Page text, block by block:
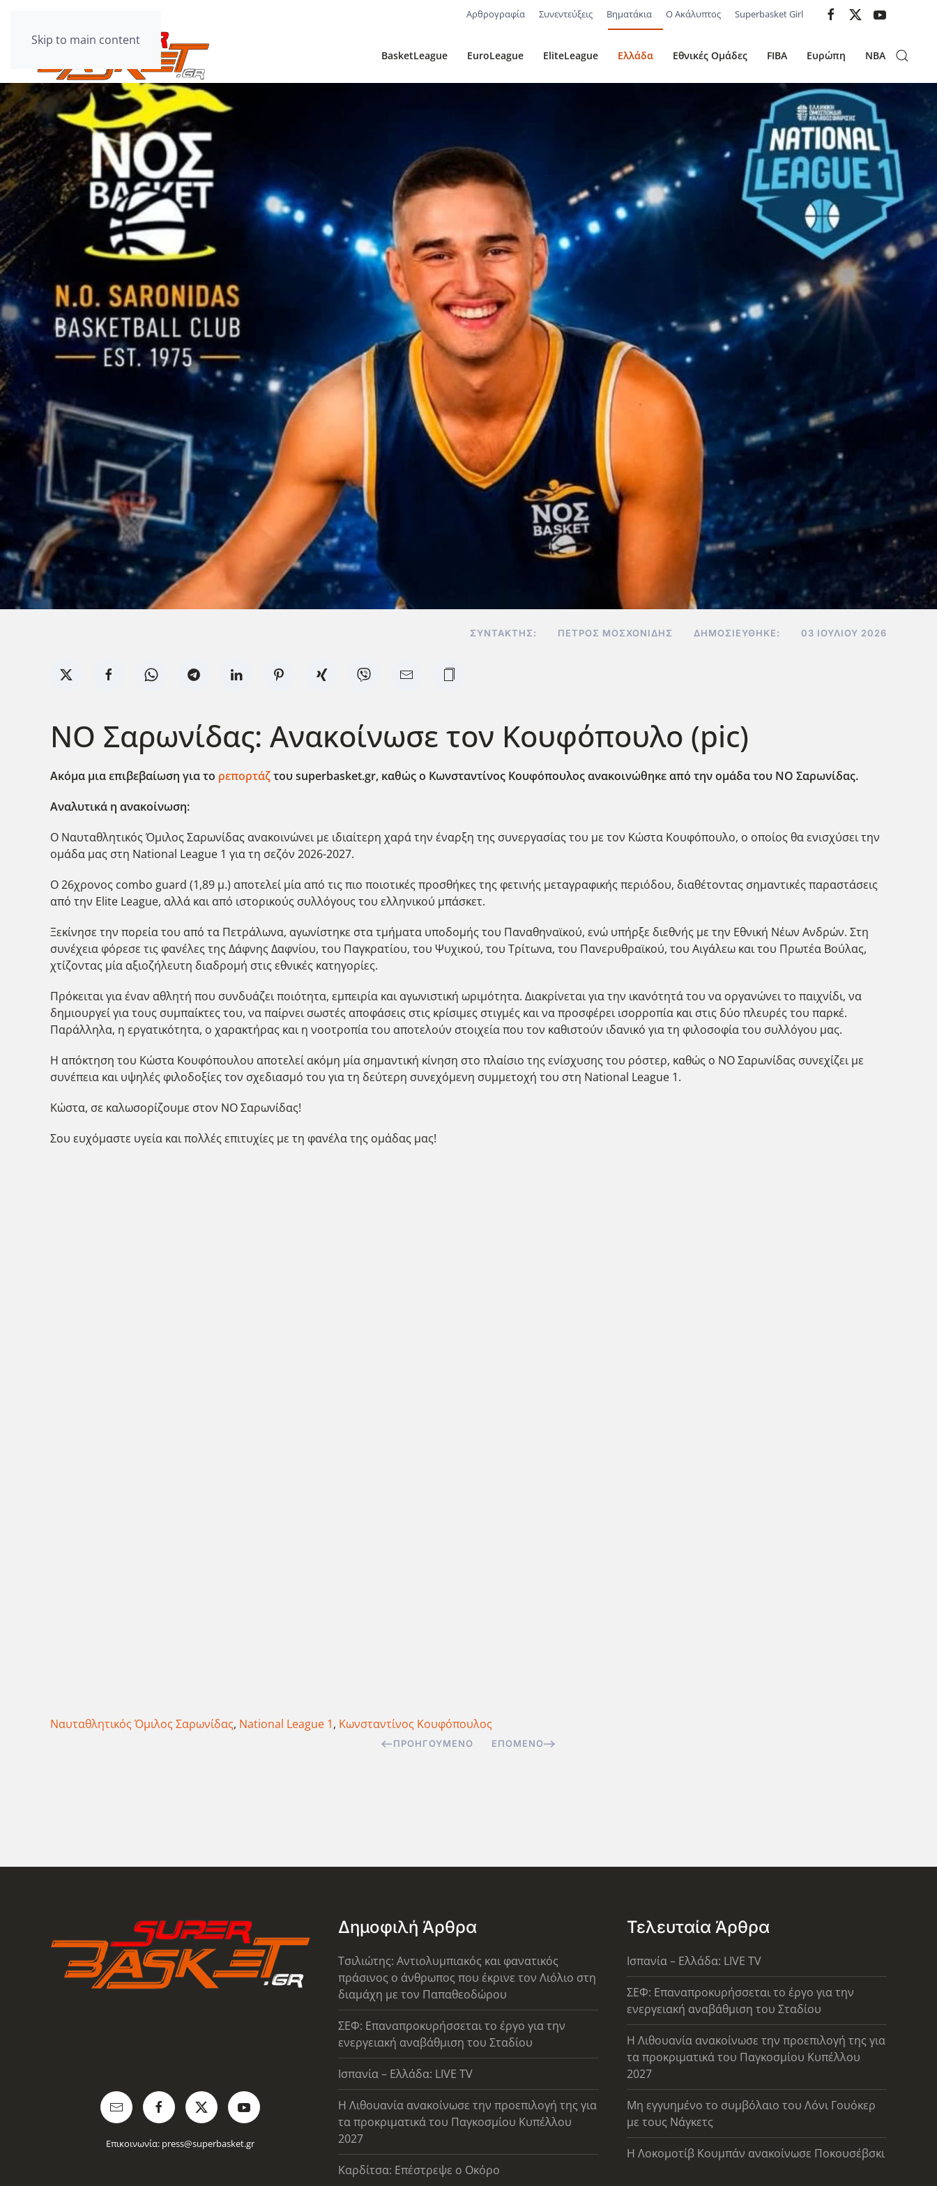
Skip to main content
Αρθρογραφία Συνεντεύξεις Βηματάκια Ο Ακάλυπτος Superbasket Girl
BasketLeague EuroLeague EliteLeague Ελλάδα Εθνικές Ομάδες FIBA Ευρώπη NBA
ΣΥΝΤΆΚΤΗΣ: ΠΈΤΡΟΣ ΜΟΣΧΟΝΊΔΗΣ ΔΗΜΟΣΙΕΎΘΗΚΕ: 03 ΙΟΥΛΊΟΥ 2026
ΝΟ Σαρωνίδας: Ανακοίνωσε τον Κουφόπουλο (pic)
Ακόμα μια επιβεβαίωση για το ρεπορτάζτου superbasket.gr, καθώς ο Κωνσταντίνος Κουφόπουλος ανακοινώθηκε από την ομάδα του ΝΟ Σαρωνίδας.
Αναλυτικά η ανακοίνωση:
Ο Ναυταθλητικός Όμιλος Σαρωνίδας ανακοινώνει με ιδιαίτερη χαρά την έναρξη της συνεργασίας του με τον Κώστα Κουφόπουλο, ο οποίος θα ενισχύσει την
ομάδα μας στη National League 1 για τη σεζόν 2026-2027.
Ο 26χρονος combo guard (1,89 μ.) αποτελεί μία από τις πιο ποιοτικές προσθήκες της φετινής μεταγραφικής περιόδου, διαθέτοντας σημαντικές παραστάσεις
από την Elite League, αλλά και από ιστορικούς συλλόγους του ελληνικού μπάσκετ.
Ξεκίνησε την πορεία του από τα Πετράλωνα, αγωνίστηκε στα τμήματα υποδομής του Παναθηναϊκού, ενώ υπήρξε διεθνής με την Εθνική Νέων Ανδρών. Στη
συνέχεια φόρεσε τις φανέλες της Δάφνης Δαφνίου, του Παγκρατίου, του Ψυχικού, του Τρίτωνα, του Πανερυθραϊκού, του Αιγάλεω και του Πρωτέα Βούλας,
χτίζοντας μία αξιοζήλευτη διαδρομή στις εθνικές κατηγορίες.
Πρόκειται για έναν αθλητή που συνδυάζει ποιότητα, εμπειρία και αγωνιστική ωριμότητα. Διακρίνεται για την ικανότητά του να οργανώνει το παιχνίδι, να
δημιουργεί για τους συμπαίκτες του, να παίρνει σωστές αποφάσεις στις κρίσιμες στιγμές και να προσφέρει ισορροπία και στις δύο πλευρές του παρκέ.
Παράλληλα, η εργατικότητα, ο χαρακτήρας και η νοοτροπία του αποτελούν στοιχεία που τον καθιστούν ιδανικό για τη φιλοσοφία του συλλόγου μας.
Η απόκτηση του Κώστα Κουφόπουλου αποτελεί ακόμη μία σημαντική κίνηση στο πλαίσιο της ενίσχυσης του ρόστερ, καθώς ο ΝΟ Σαρωνίδας συνεχίζει με
συνέπεια και υψηλές φιλοδοξίες τον σχεδιασμό του για τη δεύτερη συνεχόμενη συμμετοχή του στη National League 1.
Κώστα, σε καλωσορίζουμε στον ΝΟ Σαρωνίδας!
Σου ευχόμαστε υγεία και πολλές επιτυχίες με τη φανέλα της ομάδας μας!
Ναυταθλητικός Όμιλος Σαρωνίδας, National League 1, Κωνσταντίνος Κουφόπουλος
ΠΡΟΗΓΟΎΜΕΝΟ ΕΠΌΜΕΝΟ
Επικοινωνία: press@superbasket.gr
Δημοφιλή Άρθρα
Τσιλιώτης: Αντιολυμπιακός και φανατικός
πράσινος ο άνθρωπος που έκρινε τον Λιόλιο στη
διαμάχη με τον Παπαθεοδώρου
ΣΕΦ: Επαναπροκυρήσσεται το έργο για την
ενεργειακή αναβάθμιση του Σταδίου
Ισπανία – Ελλάδα: LIVE TV
Η Λιθουανία ανακοίνωσε την προεπιλογή της για
τα προκριματικά του Παγκοσμίου Κυπέλλου
2027
Καρδίτσα: Επέστρεψε ο Οκόρο
Τελευταία Άρθρα
Ισπανία – Ελλάδα: LIVE TV
ΣΕΦ: Επαναπροκυρήσσεται το έργο για την
ενεργειακή αναβάθμιση του Σταδίου
Η Λιθουανία ανακοίνωσε την προεπιλογή της για
τα προκριματικά του Παγκοσμίου Κυπέλλου
2027
Μη εγγυημένο το συμβόλαιο του Λόνι Γουόκερ
με τους Νάγκετς
Η Λοκομοτίβ Κουμπάν ανακοίνωσε Ποκουσέβσκι